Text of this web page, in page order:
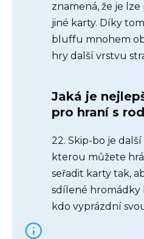
znamená, že je
jiné karty. Díky
bluffu mnohem
hry další vrstvu
Jaká je
pro hraní s
22. Skip-bo je
kterou můžete
seřadit karty tak,
sdílené hromádky
kdo vyprázdní